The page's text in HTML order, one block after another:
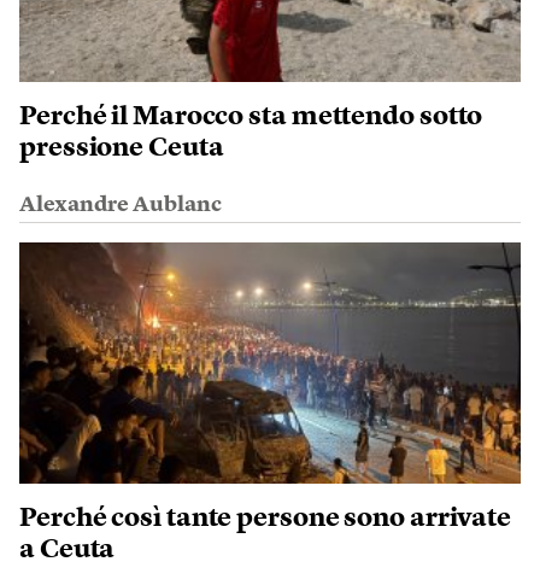
Perché il Marocco sta mettendo sotto
pressione Ceuta
Alexandre Aublanc
Perché così tante persone sono arrivate
a Ceuta